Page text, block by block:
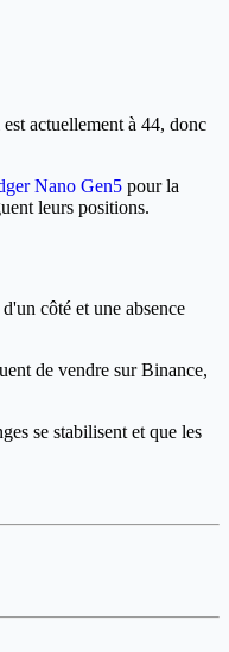
actuellement à 44, donc
Nano Gen5 pour la
leurs positions.
côté et une absence
de vendre sur Binance,
se stabilisent et que les